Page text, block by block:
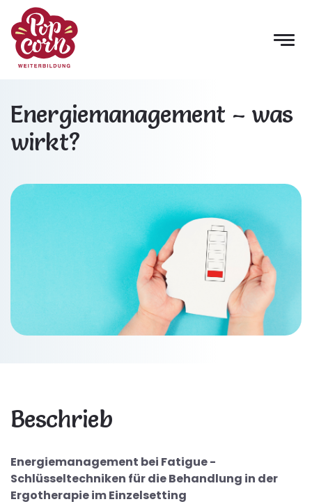
Energiemanagement – was
wirkt?
Beschrieb
Energiemanagement bei Fatigue -
Schlüsseltechniken für die Behandlung in der
Ergotherapie im Einzelsetting